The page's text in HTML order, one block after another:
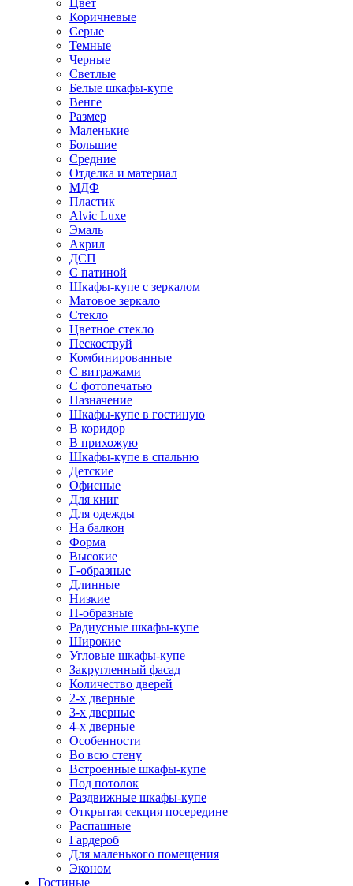
Цвет
Коричневые
Серые
Темные
Черные
Светлые
Белые шкафы-купе
Венге
Размер
Маленькие
Большие
Средние
Отделка и материал
МДФ
Пластик
Alvic Luxe
Эмаль
Акрил
ДСП
С патиной
Шкафы-купе с зеркалом
Матовое зеркало
Стекло
Цветное стекло
Пескоструй
Комбинированные
С витражами
С фотопечатью
Назначение
Шкафы-купе в гостиную
В коридор
В прихожую
Шкафы-купе в спальню
Детские
Офисные
Для книг
Для одежды
На балкон
Форма
Высокие
Г-образные
Длинные
Низкие
П-образные
Радиусные шкафы-купе
Широкие
Угловые шкафы-купе
Закругленный фасад
Количество дверей
2-х дверные
3-х дверные
4-х дверные
Особенности
Во всю стену
Встроенные шкафы-купе
Под потолок
Раздвижные шкафы-купе
Открытая секция посередине
Распашные
Гардероб
Для маленького помещения
Эконом
Гостиные